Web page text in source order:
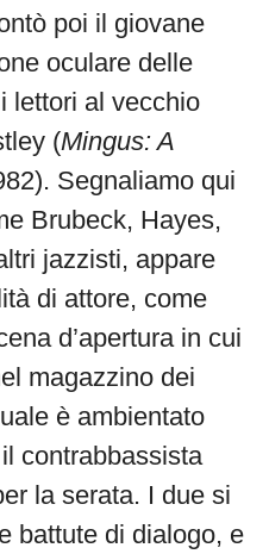
poi il giovane
oculare delle
lettori al vecchio
(Mingus: A
Segnaliamo qui
Brubeck, Hayes,
jazzisti, appare
di attore, come
d’apertura in cui
magazzino dei
è ambientato
contrabbassista
la serata. I due si
battute di dialogo, e